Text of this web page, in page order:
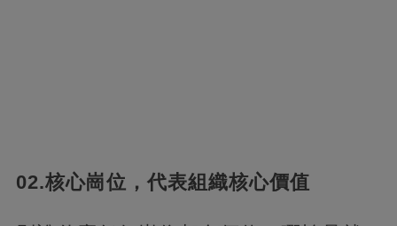
02.核心崗位，代表組織核心價值